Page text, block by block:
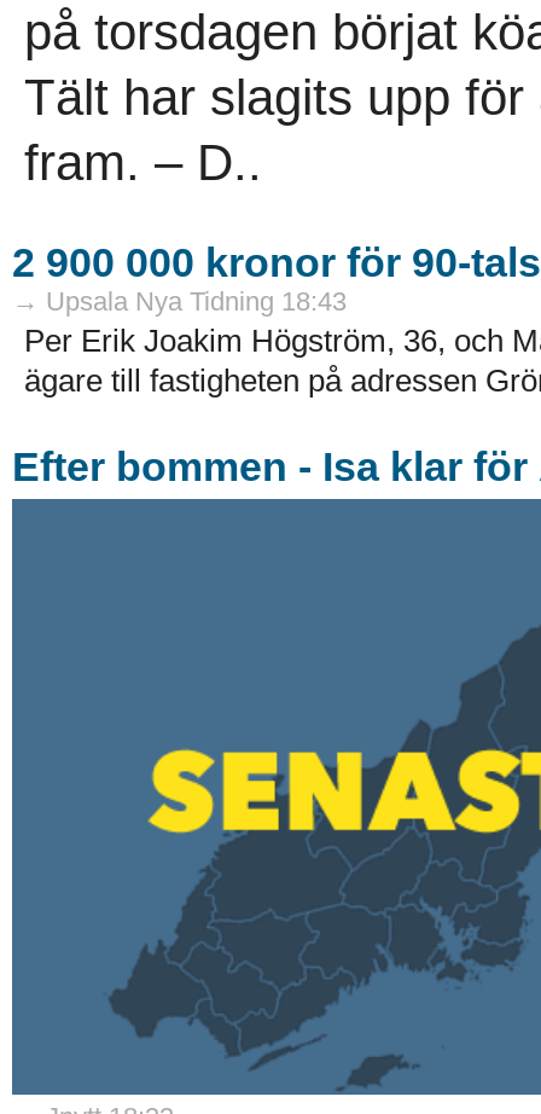
på torsdagen börjat
Tält har slagits upp
fram. – D..
2 900 000 kronor för 90-
→ Upsala Nya Tidning 18:43
Per Erik Joakim Högström, 36, och
ägare till fastigheten på adressen
Efter bommen - Isa klar